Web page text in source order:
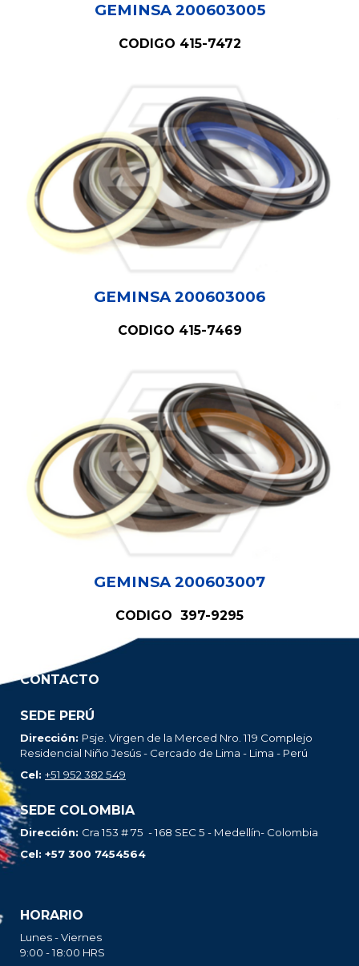
GEMINSA 200603005
CODIGO 415-7472
GEMINSA 200603006
CODIGO 415-7469
GEMINSA 200603007
CODIGO 397-9295
CONTACTO
SEDE PERÚ
Dirección: Psje. Virgen de la Merced Nro. 119 Complejo
Residencial Niño Jesús - Cercado de Lima - Lima - Perú
Cel:+51 952 382 549
SEDE COLOMBIA
Dirección: Cra 153 # 75 - 168 SEC 5 - Medellín- Colombia
Cel: +57 300 7454564
HORARIO
Lunes - Viernes
9:00 - 18:00 HRS